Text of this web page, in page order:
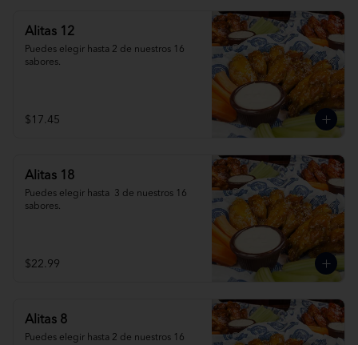
Alitas 12
Puedes elegir hasta 2 de nuestros 16
sabores.
$17.45
Alitas 18
Puedes elegir hasta  3 de nuestros 16
sabores.
$22.99
Alitas 8
Puedes elegir hasta 2 de nuestros 16